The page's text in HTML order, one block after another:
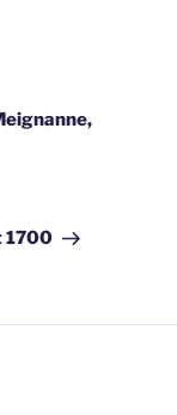
1700